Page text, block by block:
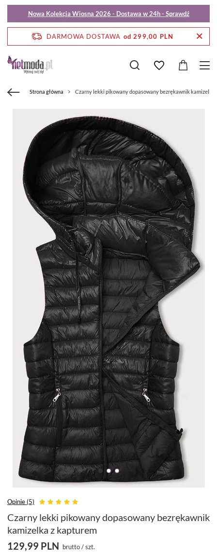
Nowa Kolekcja Wiosna 2026 - Dostawa w 24h - Sprawdź
DARMOWA DOSTAWA od 299,00 PLN
Strona główna Czarny lekki pikowany dopasowany bezrękawnik kamizelka
Opinie (5)
Czarny lekki pikowany dopasowany bezrękawnik
kamizelka z kapturem
129,99 PLN brutto/szt.